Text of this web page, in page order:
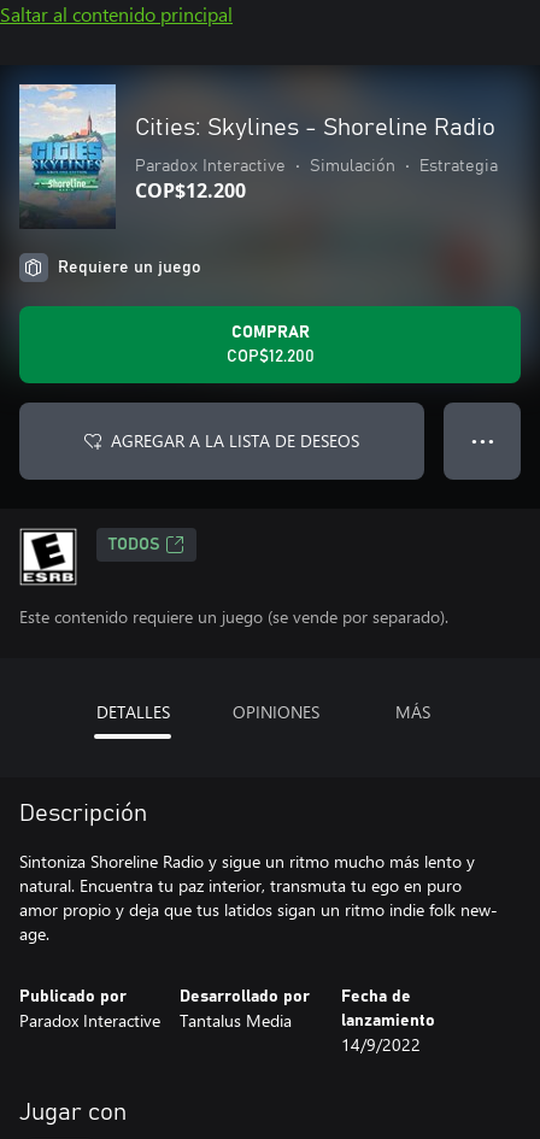
Saltar al contenido principal
Cities: Skylines - Shoreline Radio
Paradox Interactive • Simulación • Estrategia
COP$12.200
Requiere un juego
COMPRAR
COP$12.200
AGREGAR A LA LISTA DE DESEOS ● ● ●
TODOS
Este contenido requiere un juego (se vende por separado).
DETALLES OPINIONES MÁS
Descripción
Sintoniza Shoreline Radio y sigue un ritmo mucho más lento y
natural. Encuentra tu paz interior, transmuta tu ego en puro
amor propio y deja que tus latidos sigan un ritmo indie folk new-
age.
Publicado por
Paradox Interactive
Desarrollado por
Tantalus Media
Fecha de
lanzamiento
14/9/2022
Jugar con